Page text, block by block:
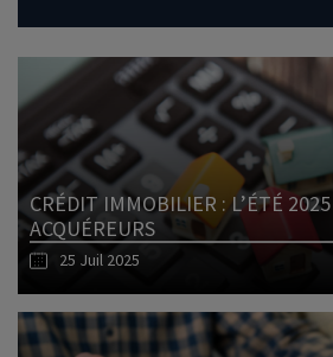
CRÉDIT IMMOBILIER : L’ÉTÉ
ACQUÉREURS
25 Juil 2025